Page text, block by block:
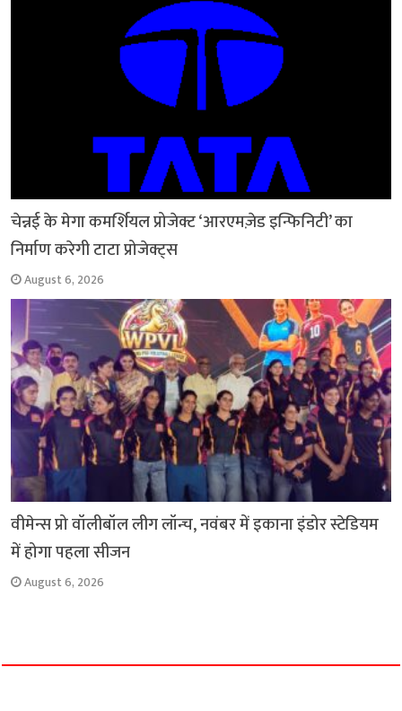
चेन्नई के मेगा कमर्शियल प्रोजेक्ट ‘आरएमज़ेड इन्फिनिटी’ का
निर्माण करेगी टाटा प्रोजेक्ट्स
August 6, 2026
वीमेन्स प्रो वॉलीबॉल लीग लॉन्च, नवंबर में इकाना इंडोर स्टेडियम
में होगा पहला सीजन
August 6, 2026